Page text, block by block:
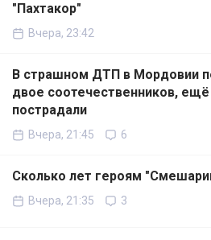
"Пахтакор"
Вчера, 23:42
В страшном ДТП в Мордовии
двое соотечественников,
пострадали
Вчера, 21:45 6
Сколько лет героям
Вчера, 21:35 3